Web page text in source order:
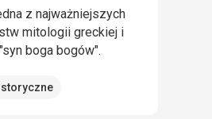
z najważniejszych
mitologii greckiej i
boga bogów".